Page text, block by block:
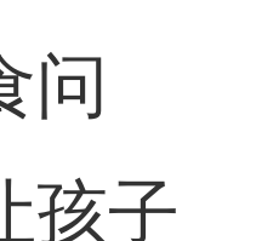
问
孩子